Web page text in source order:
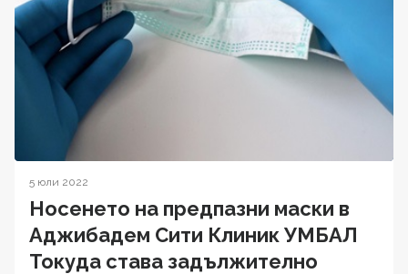
5 юли 2022
Носенето на предпазни маски в
Аджибадем Сити Клиник УМБАЛ
Токуда става задължително